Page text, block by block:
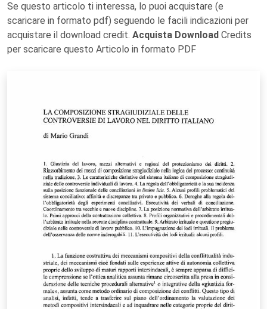
Se questo articolo ti interessa, lo puoi acquistare (e
scaricare in formato pdf) seguendo le facili indicazioni per
acquistare il download credit. Acquista Download Credits
per scaricare questo Articolo in formato PDF